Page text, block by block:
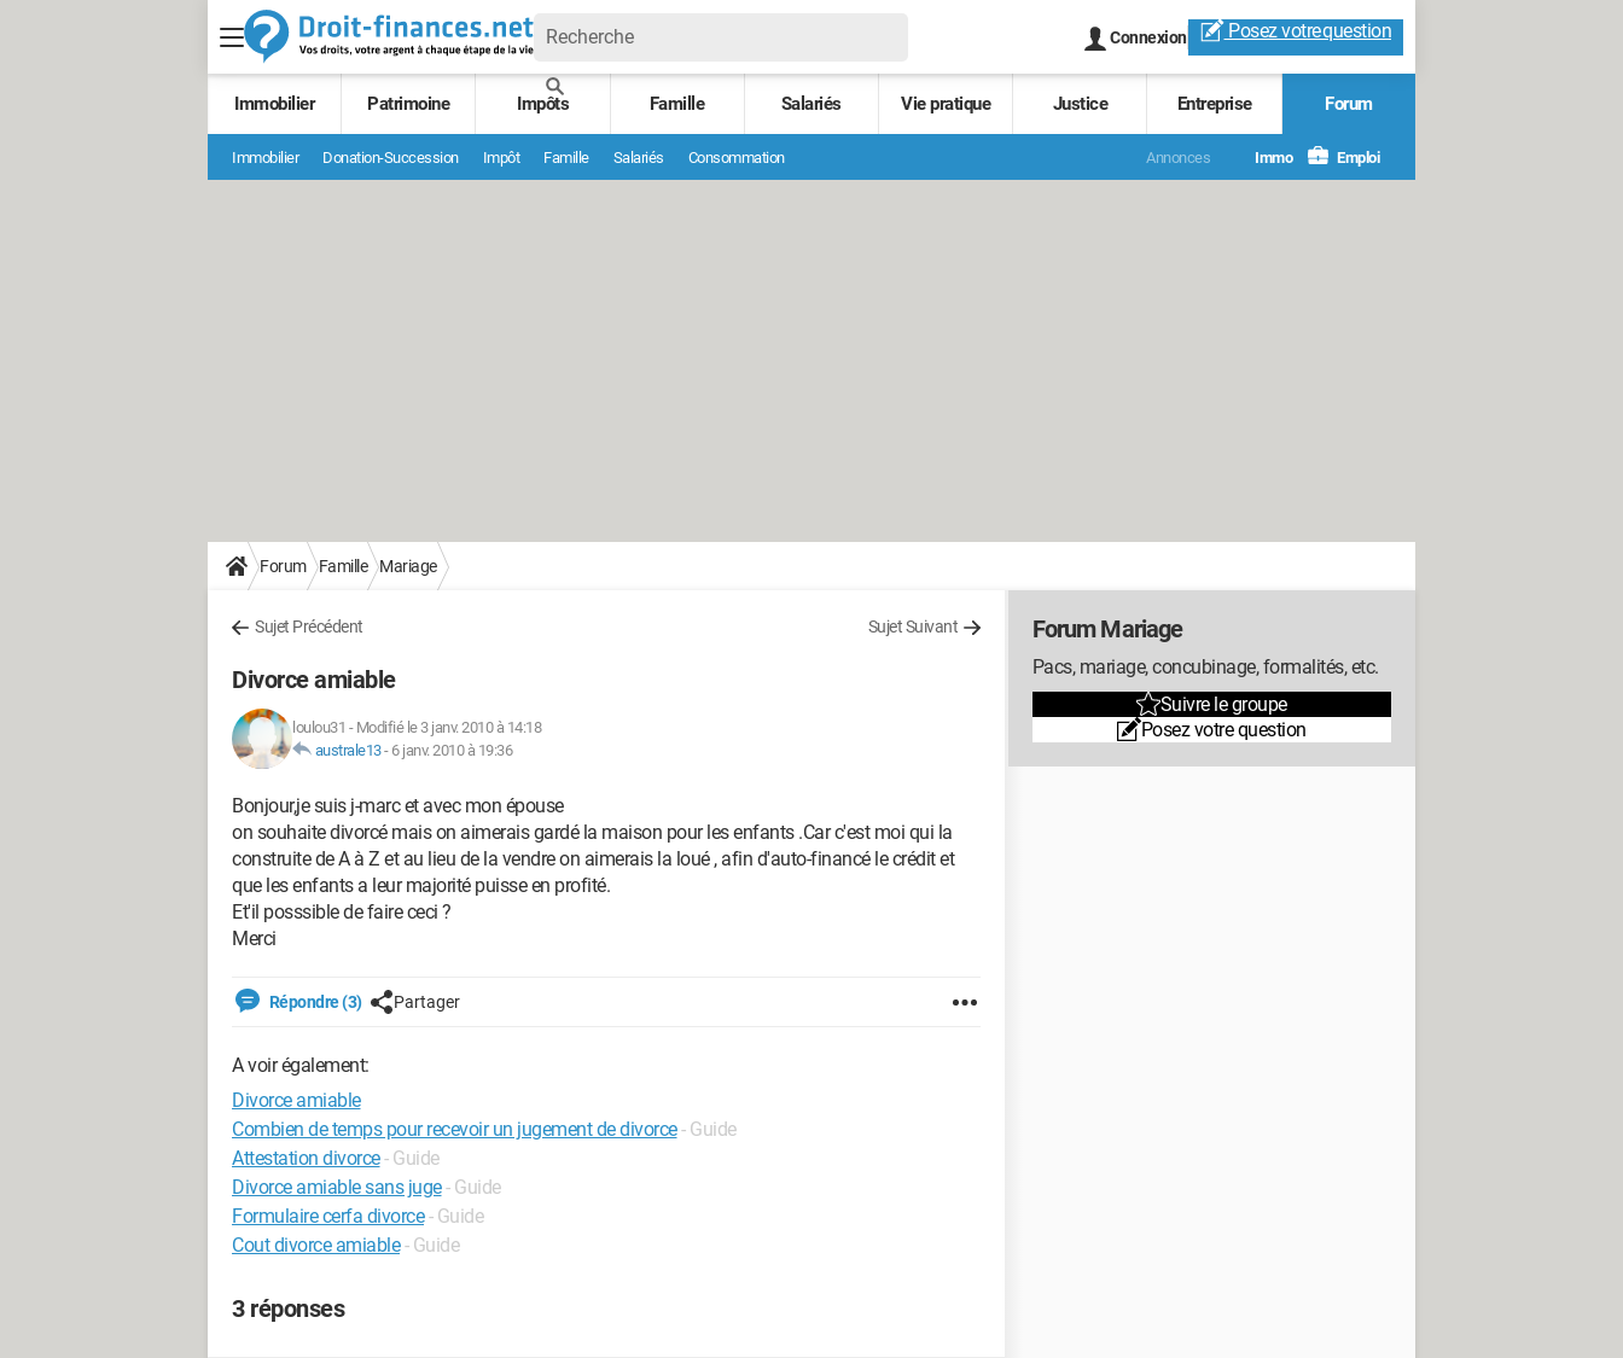
Connexion Posez votrequestion
Immobilier Patrimoine Impôts Famille Salariés Vie pratique Justice Entreprise Forum
Immobilier Donation-Succession Impôt Famille Salariés Consommation Annonces Immo Emploi
Forum Famille Mariage
Sujet Précédent Sujet Suivant
Divorce amiable
loulou31 - Modifié le 3 janv. 2010 à 14:18
australe13- 6 janv. 2010 à 19:36
Bonjour,je suis j-marc et avec mon épouse
on souhaite divorcé mais on aimerais gardé la maison pour les enfants .Car c'est moi qui la
construite de A à Z et au lieu de la vendre on aimerais la loué , afin d'auto-financé le crédit et
que les enfants a leur majorité puisse en profité.
Et'il posssible de faire ceci ?
Merci
Répondre (3) Partager
A voir également:
Divorce amiable
Combien de temps pour recevoir un jugement de divorce- Guide
Attestation divorce- Guide
Divorce amiable sans juge- Guide
Formulaire cerfa divorce - Guide
Cout divorce amiable - Guide
3 réponses
Forum Mariage
Pacs, mariage, concubinage, formalités, etc.
Suivre le groupe
Posez votre question